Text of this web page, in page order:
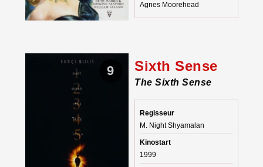
Agnes Moorehead
9 Sixth Sense
The Sixth Sense
Regisseur
M. Night Shyamalan
Kinostart
1999